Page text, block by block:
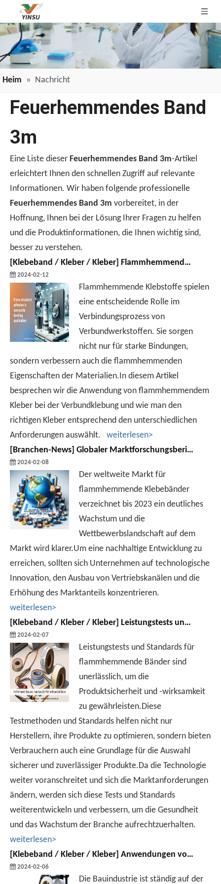
Heim » Nachricht
Feuerhemmendes Band
3m
Eine Liste dieser Feuerhemmendes Band 3m-Artikel
erleichtert Ihnen den schnellen Zugriff auf relevante
Informationen. Wir haben folgende professionelle
Feuerhemmendes Band 3m vorbereitet, in der
Hoffnung, Ihnen bei der Lösung Ihrer Fragen zu helfen
und die Produktinformationen, die Ihnen wichtig sind,
besser zu verstehen.
Klebeband / Kleber / Kleber Flammhemmender Klebstoff für Verbundklebeanwendungen
2024-02-12
Flammhemmende Klebstoffe spielen
eine entscheidende Rolle im
Verbindungsprozess von
Verbundwerkstoffen. Sie sorgen
nicht nur für starke Bindungen,
sondern verbessern auch die flammhemmenden
Eigenschaften der Materialien.In diesem Artikel
besprechen wir die Anwendung von flammhemmendem
Kleber bei der Verbundklebung und wie man den
richtigen Kleber entsprechend den unterschiedlichen
Anforderungen auswählt. weiterlesen>
Branchen-News Globaler Marktforschungsbericht für flammhemmende Bänder 2023
2024-02-08
Der weltweite Markt für
flammhemmende Klebebänder
verzeichnet bis 2023 ein deutliches
Wachstum und die
Wettbewerbslandschaft auf dem
Markt wird klarer.Um eine nachhaltige Entwicklung zu
erreichen, sollten sich Unternehmen auf technologische
Innovation, den Ausbau von Vertriebskanälen und die
Erhöhung des Marktanteils konzentrieren.
weiterlesen>
Klebeband / Kleber / Kleber Leistungstests und Standards für flammhemmende Bänder
2024-02-07
Leistungstests und Standards für
flammhemmende Bänder sind
unerlässlich, um die
Produktsicherheit und -wirksamkeit
zu gewährleisten.Diese
Testmethoden und Standards helfen nicht nur
Herstellern, ihre Produkte zu optimieren, sondern bieten
Verbrauchern auch eine Grundlage für die Auswahl
sicherer und zuverlässiger Produkte.Da die Technologie
weiter voranschreitet und sich die Marktanforderungen
ändern, werden sich diese Tests und Standards
weiterentwickeln und verbessern, um die Gesundheit
und das Wachstum der Branche aufrechtzuerhalten.
weiterlesen>
Klebeband / Kleber / Kleber Anwendungen von flammhemmendem Klebeband in der Bauindustrie
2024-02-06
Die Bauindustrie ist ständig auf der